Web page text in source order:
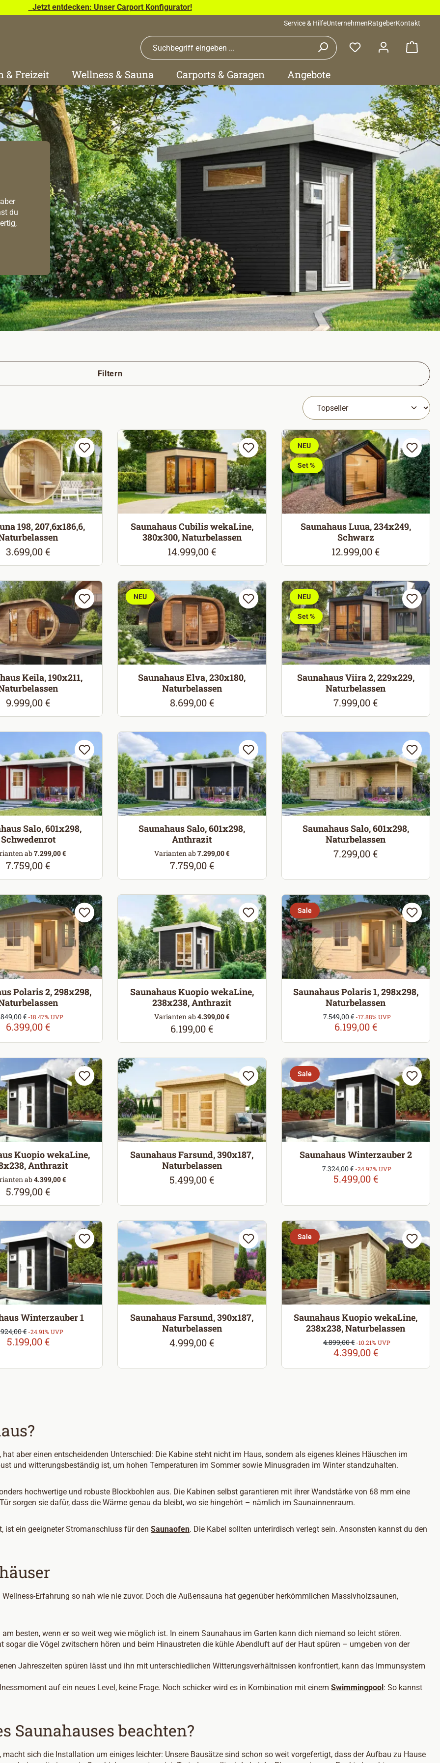
Jetzt entdecken: Unser Carport Konfigurator!
Service & HilfeUnternehmenRatgeberKontakt
& Freizeit Wellness & Sauna Carports & Garagen Angebote
du
Filtern
198, 207,6x186,6,
Regulärer Preis:
3.699,00 €
Saunahaus Cubilis wekaLine,
380x300, Naturbelassen
Regulärer Preis:
14.999,00 €
NEU
Set %
Saunahaus Luua, 234x249,
Schwarz
Regulärer Preis:
12.999,00 €
Keila, 190x211,
Regulärer Preis:
9.999,00 €
NEU
Saunahaus Elva, 230x180,
Naturbelassen
Regulärer Preis:
8.699,00 €
NEU
Set %
Saunahaus Viira 2, 229x229,
Naturbelassen
Regulärer Preis:
7.999,00 €
Salo, 601x298,
Schwedenrot
ab7.299,00 €
Regulärer Preis:
7.759,00 €
Saunahaus Salo, 601x298,
Anthrazit
Varianten ab7.299,00 €
Regulärer Preis:
7.759,00 €
Saunahaus Salo, 601x298,
Naturbelassen
Regulärer Preis:
7.299,00 €
Polaris 2, 298x298,
6.399,00 €
Preis:
€ -18.47% UVP
Saunahaus Kuopio wekaLine,
238x238, Anthrazit
Varianten ab4.399,00 €
Regulärer Preis:
6.199,00 €
Sale
Saunahaus Polaris 1, 298x298,
Naturbelassen
Verkaufspreis:
6.199,00 €
Regulärer Preis:
7.549,00 € -17.88% UVP
Kuopio wekaLine,
Anthrazit
ab4.399,00 €
Regulärer Preis:
5.799,00 €
Saunahaus Farsund, 390x187,
Naturbelassen
Regulärer Preis:
5.499,00 €
Sale
Saunahaus Winterzauber 2
Verkaufspreis:
5.499,00 €
Regulärer Preis:
7.324,00 € -24.92% UVP
Winterzauber 1
5.199,00 €
Preis:
€ -24.91% UVP
Saunahaus Farsund, 390x187,
Naturbelassen
Regulärer Preis:
4.999,00 €
Sale
Saunahaus Kuopio wekaLine,
238x238, Naturbelassen
Verkaufspreis:
4.399,00 €
Regulärer Preis:
4.899,00 € -10.21% UVP
aber einen entscheidenden Unterschied: Die Kabine steht nicht im Haus, sondern als eigenes kleines Häuschen im
und witterungsbeständig ist, um hohen Temperaturen im Sommer sowie Minusgraden im Winter standzuhalten.
hochwertige und robuste Blockbohlen aus. Die Kabinen selbst garantieren mit ihrer Wandstärke von 68 mm eine
sorgen sie dafür, dass die Wärme genau da bleibt, wo sie hingehört – nämlich im Saunainnenraum.
ist ein geeigneter Stromanschluss für den Saunaofen. Die Kabel sollten unterirdisch verlegt sein. Ansonsten kannst du den
Erfahrung so nah wie nie zuvor. Doch die Außensauna hat gegenüber herkömmlichen Massivholzsaunen,
besten, wenn er so weit weg wie möglich ist. In einem Saunahaus im Garten kann dich niemand so leicht stören.
sogar die Vögel zwitschern hören und beim Hinaustreten die kühle Abendluft auf der Haut spüren – umgeben von der
Jahreszeiten spüren lässt und ihn mit unterschiedlichen Witterungsverhältnissen konfrontiert, kann das Immunsystem
auf ein neues Level, keine Frage. Noch schicker wird es in Kombination mit einem Swimmingpool: So kannst
Saunahauses beachten?
sich die Installation um einiges leichter: Unsere Bausätze sind schon so weit vorgefertigt, dass der Aufbau zu Hause